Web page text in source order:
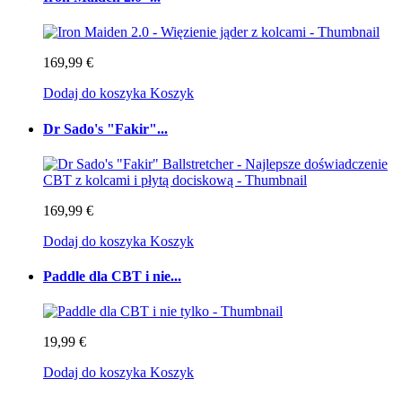
169,99 €
Dodaj do koszyka Koszyk
Dr Sado's "Fakir"...
169,99 €
Dodaj do koszyka Koszyk
Paddle dla CBT i nie...
19,99 €
Dodaj do koszyka Koszyk